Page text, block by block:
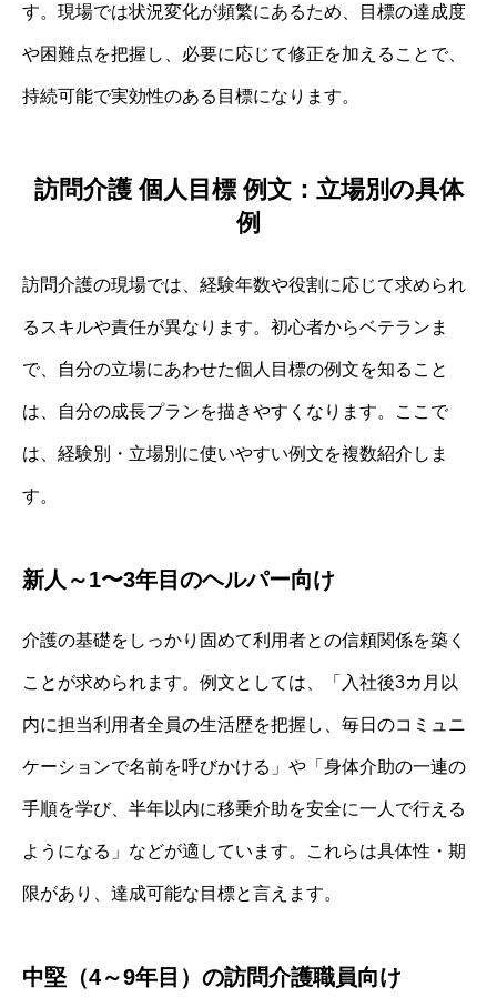
す。現場では状況変化が頻繁にあるため、目標の達成度
や困難点を把握し、必要に応じて修正を加えることで、
持続可能で実効性のある目標になります。
訪問介護 個人目標 例文：立場別の具体
例
訪問介護の現場では、経験年数や役割に応じて求められ
るスキルや責任が異なります。初心者からベテランま
で、自分の立場にあわせた個人目標の例文を知ること
は、自分の成長プランを描きやすくなります。ここで
は、経験別・立場別に使いやすい例文を複数紹介しま
す。
新人～1〜3年目のヘルパー向け
介護の基礎をしっかり固めて利用者との信頼関係を築く
ことが求められます。例文としては、「入社後3カ月以
内に担当利用者全員の生活歴を把握し、毎日のコミュニ
ケーションで名前を呼びかける」や「身体介助の一連の
手順を学び、半年以内に移乗介助を安全に一人で行える
ようになる」などが適しています。これらは具体性・期
限があり、達成可能な目標と言えます。
中堅（4～9年目）の訪問介護職員向け